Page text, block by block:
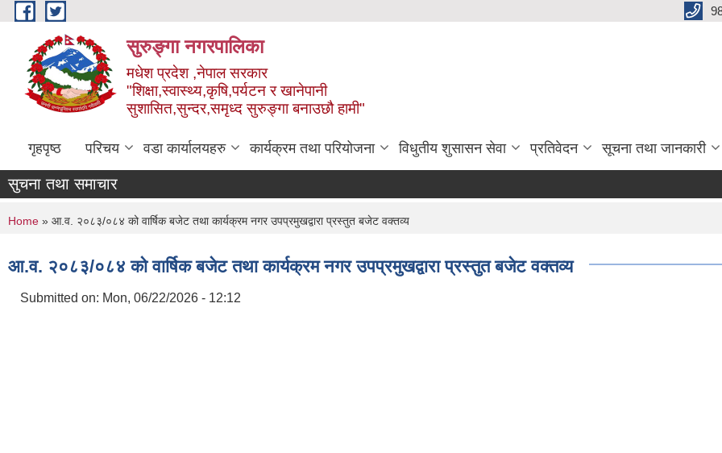
Skip to main content
सुरुङ्‍गा नगरपालिका
मधेश प्रदेश ,नेपाल सरकार
"शिक्षा,स्वास्थ्य,कृषि,पर्यटन र खानेपानी
सुशासित,सुन्दर,समृध्द सुरुङ्गा बनाउछौ हामी"
गृहपृष्ठ परिचय वडा कार्यालयहरु कार्यक्रम तथा परियोजना विधुतीय शुसासन सेवा प्रतिवेदन सूचना तथा जानकारी
सुचना तथा समाचार
You are here
Home » आ.व. २०८३/०८४ को वार्षिक बजेट तथा कार्यक्रम नगर उपप्रमुखद्वारा प्रस्तुत बजेट वक्तव्य
आ.व. २०८३/०८४ को वार्षिक बजेट तथा कार्यक्रम नगर उपप्रमुखद्वारा प्रस्तुत बजेट वक्तव्य
Submitted on: Mon, 06/22/2026 - 12:12